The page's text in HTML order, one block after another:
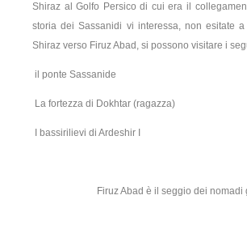
Shiraz al Golfo Persico di cui era il
storia dei Sassanidi vi interessa, non esitate
Shiraz verso Firuz Abad, si possono visitare i
il ponte Sassanide
La fortezza di Dokhtar (ragazza)
I bassirilievi di Ardeshir І
Firuz Abad è il seggio dei nomadi